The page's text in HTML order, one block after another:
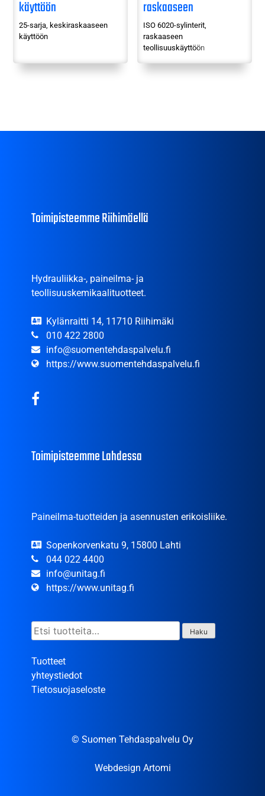
käyttöön
25-sarja, keskiraskaaseen
käyttöön
raskaaseen
teollisuuskäyttöön
ISO 6020-sylinterit,
raskaaseen
teollisuuskäyttöön
Toimipisteemme Riihimäellä
Hydrauliikka-, paineilma- ja
teollisuuskemikaalituotteet.
Kylänraitti 14, 11710 Riihimäki
010 422 2800
info@suomentehdaspalvelu.fi
https://www.suomentehdaspalvelu.fi
Toimipisteemme Lahdessa
Paineilma-tuotteiden ja asennusten erikoisliike.
Sopenkorvenkatu 9, 15800 Lahti
044 022 4400
info@unitag.fi
https://www.unitag.fi
Etsi: Haku
Tuotteet
yhteystiedot
Tietosuojaseloste
© Suomen Tehdaspalvelu Oy
Webdesign Artomi